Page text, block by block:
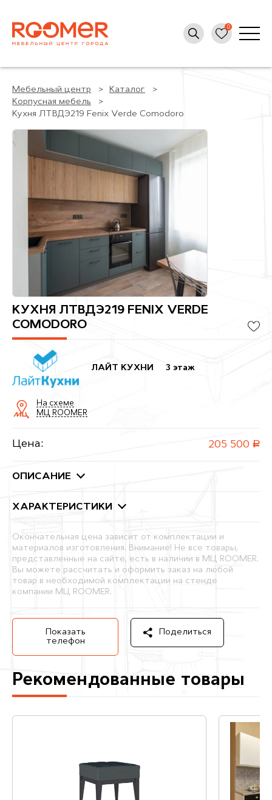
Мебельный центр
Каталог
Корпусная мебель
Кухня ЛТВДЭ219 Fenix Verde Comodoro
КУХНЯ ЛТВДЭ219 FENIX VERDE
COMODORO
ЛАЙТ КУХНИ 3 этаж
На схеме
МЦ ROOMER
Цена: 205 500 руб.
ОПИСАНИЕ
ХАРАКТЕРИСТИКИ
Окончательная цена зависит от комплектации и
материалов изготовления. Внимание! Не все товары,
представленные на сайте, есть в наличии в МЦ ROOMER.
Вы можете рассчитать и оформить заказ на любой
товар в необходимой комплектации на стенде
компании МЦ ROOMER.
Показать
телефон
Поделиться
Рекомендованные товары